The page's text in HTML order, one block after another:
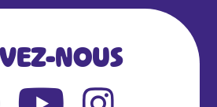
NOUS